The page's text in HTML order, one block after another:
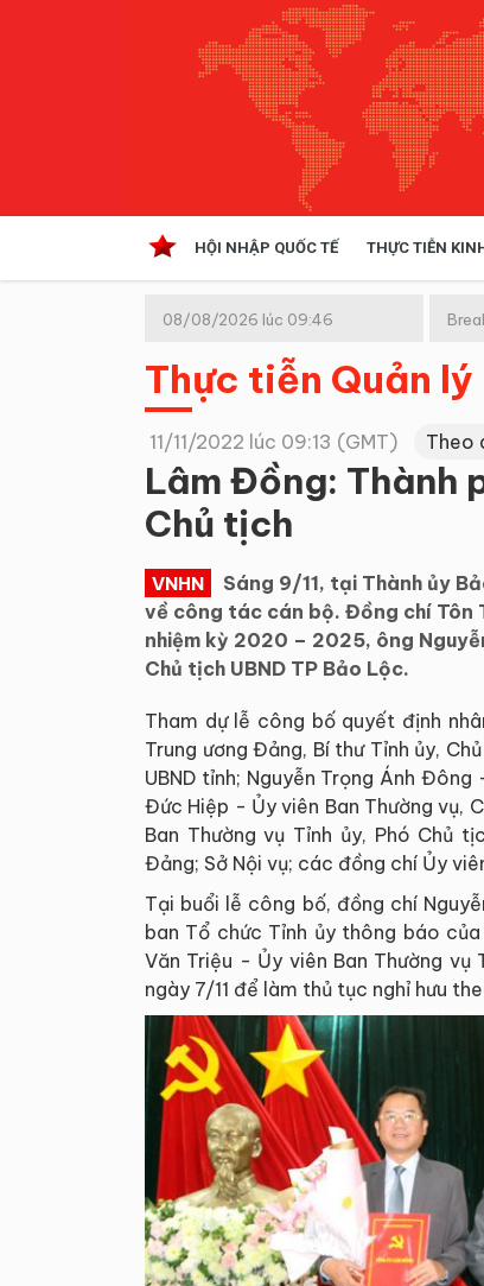
HỘI NHẬP QUỐC TẾ THỰC TIỄN
Kinh tế hội nhập
Doanh nghiệp
08/08/2026 lúc 09:46
Thực tiễn Quản lý
11/11/2022 lúc 09:13 (GMT) Theo
Lâm Đồng: Thành
Chủ tịch
VNHN
Sáng 9/11, tại Thành ủy
về công tác cán bộ. Đồng chí Tôn
nhiệm kỳ 2020 – 2025, ông
Chủ tịch UBND TP Bảo Lộc.
Tham dự lễ công bố quyết định
Trung ương Đảng, Bí thư Tỉnh ủy,
UBND tỉnh; Nguyễn Trọng Ánh
Đức Hiệp - Ủy viên Ban Thường vụ,
Ban Thường vụ Tỉnh ủy, Phó Chủ
Đảng; Sở Nội vụ; các đồng chí Ủy
Tại buổi lễ công bố, đồng chí
ban Tổ chức Tỉnh ủy thông báo
Văn Triệu - Ủy viên Ban Thường
ngày 7/11 để làm thủ tục nghỉ hưu